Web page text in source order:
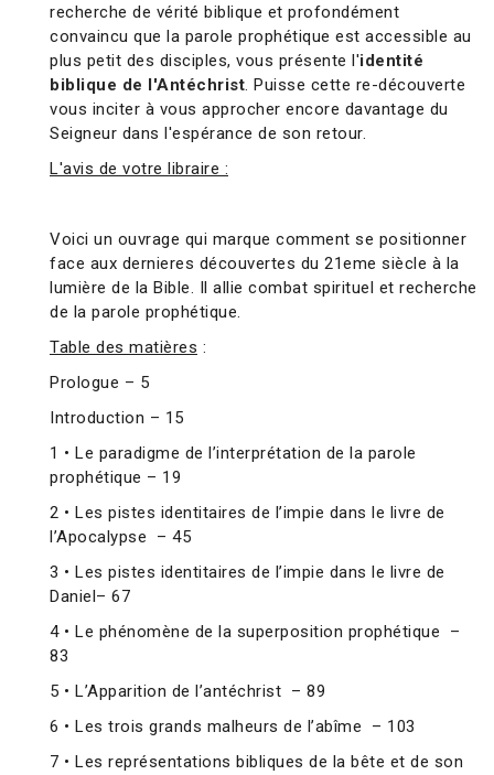
recherche de vérité biblique et profondément
convaincu que la parole prophétique est accessible au
plus petit des disciples, vous présente l'identité
biblique de l'Antéchrist. Puisse cette re-découverte
vous inciter à vous approcher encore davantage du
Seigneur dans l'espérance de son retour.
L'avis de votre libraire :
Voici un ouvrage qui marque comment se positionner
face aux dernieres découvertes du 21eme siècle à la
lumière de la Bible. Il allie combat spirituel et recherche
de la parole prophétique.
Table des matières :
Prologue – 5
Introduction – 15
1 • Le paradigme de l’interprétation de la parole
prophétique – 19
2 • Les pistes identitaires de l’impie dans le livre de
l’Apocalypse – 45
3 • Les pistes identitaires de l’impie dans le livre de
Daniel– 67
4 • Le phénomène de la superposition prophétique –
83
5 • L’Apparition de l’antéchrist – 89
6 • Les trois grands malheurs de l’abîme – 103
7 • Les représentations bibliques de la bête et de son